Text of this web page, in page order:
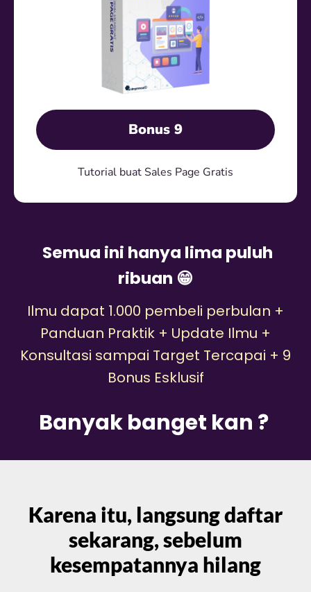
Bonus 9
Tutorial buat Sales Page Gratis
Semua ini hanya lima puluh
ribuan 😁
Ilmu dapat 1.000 pembeli perbulan +
Panduan Praktik + Update Ilmu +
Konsultasi sampai Target Tercapai + 9
Bonus Esklusif
Banyak banget kan ?
Karena itu, langsung daftar
sekarang, sebelum
kesempatannya hilang